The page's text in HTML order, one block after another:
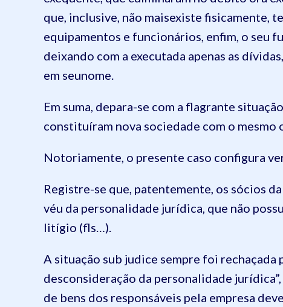
que, inclusive, não maisexiste fisicamente,
equipamentos e funcionários, enfim, o seu
deixando com a executada apenas as
em seunome.
Em suma, depara-se com a flagrante
constituíram nova sociedade com o mesmo
Notoriamente, o presente caso configura
Registre-se que, patentemente, os sócios
véu da personalidade jurídica, que não
litígio (fls…).
A situação sub judice sempre foi
desconsideração da personalidade
de bens dos responsáveis pela empresa